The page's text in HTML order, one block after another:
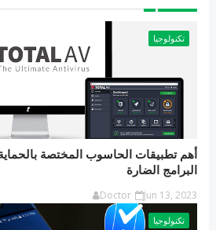
تكنولوجيا
أهم تطبيقات الحاسوب المختصة
البرامج الضارة
Doctor Jun 13, 2023
تكنولوجيا